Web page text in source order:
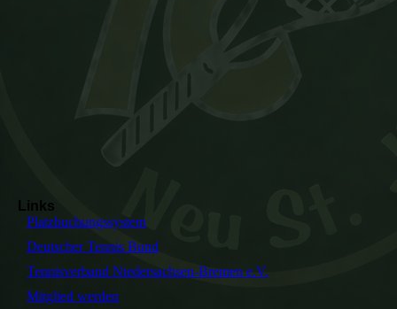
Links
Platzbuchungssystem
Deutscher Tennis Bund
Tennisverband Niedersachsen-Bremen e.V.
Mitglied werden